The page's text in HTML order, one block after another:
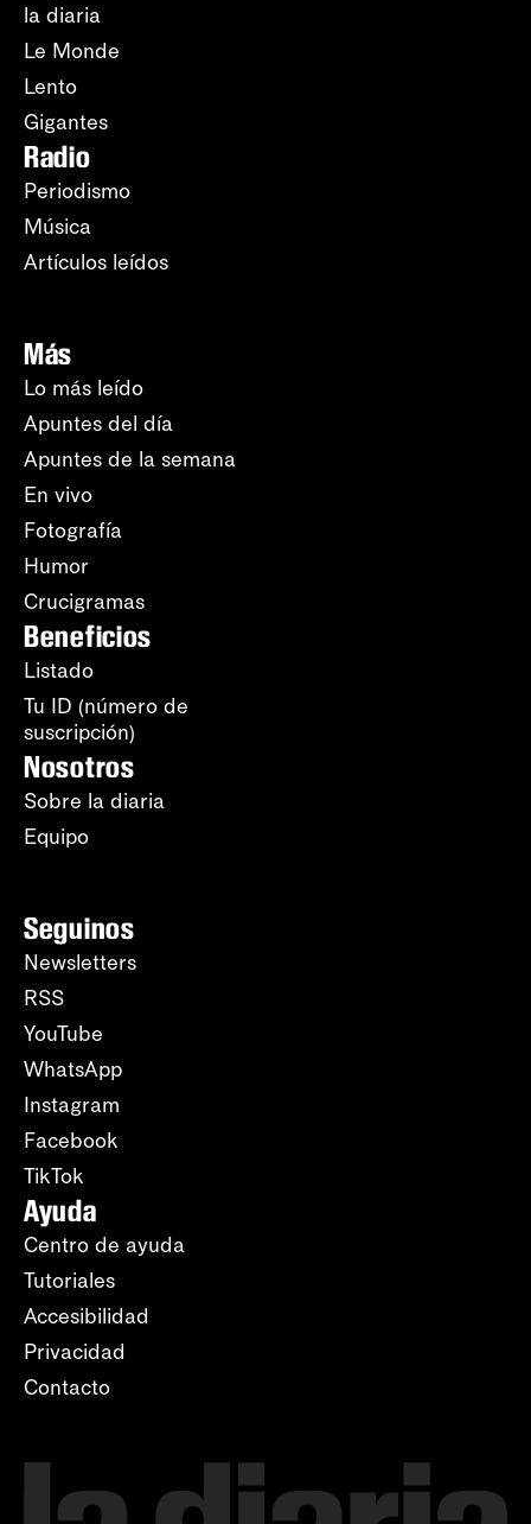
la diaria
Le Monde
Lento
Gigantes
Radio
Periodismo
Música
Artículos leídos
Más
Lo más leído
Apuntes del día
Apuntes de la semana
En vivo
Fotografía
Humor
Crucigramas
Beneficios
Listado
Tu ID (número de
suscripción)
Nosotros
Sobre la diaria
Equipo
Seguinos
Newsletters
RSS
YouTube
WhatsApp
Instagram
Facebook
TikTok
Ayuda
Centro de ayuda
Tutoriales
Accesibilidad
Privacidad
Contacto